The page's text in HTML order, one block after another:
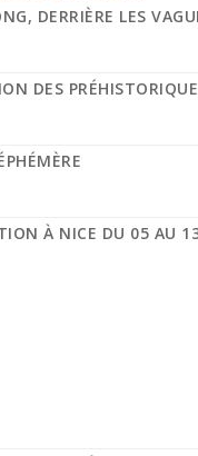
DERRIÈRE LES
DES
À NICE DU 05 AU